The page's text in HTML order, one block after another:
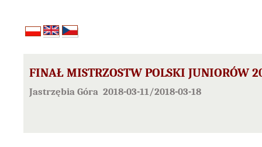
FINAŁ MISTRZOSTW POLSKI JUNIORÓW
Jastrzębia Góra 2018-03-11/2018-03-18